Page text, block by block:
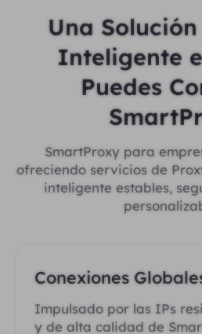
Una
Inteligente
Puedes
SmartProxy para
ofreciendo servicios de
inteligente estables,
Conexiones
Impulsado por las IPs
y de alta calidad de